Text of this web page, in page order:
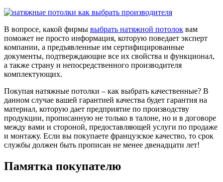
В вопросе, какой фирмы выбрать натяжной потолок вам
поможет не просто информация, которую поведает эксперт
компании, а предъявленные им сертифицированные
документы, подтверждающие все их свойства и функционал,
а также страну и непосредственного производителя
комплектующих.
Покупая натяжные потолки – как выбрать качественные? В
данном случае вашей гарантией качества будет гарантия на
материал, которую дает предприятие по производству
продукции, прописанную не только в талоне, но и в договоре
между вами и стороной, предоставляющей услуги по продаже
и монтажу. Если вы покупаете французское качество, то срок
службы должен быть прописан не менее двенадцати лет!
Памятка покупателю